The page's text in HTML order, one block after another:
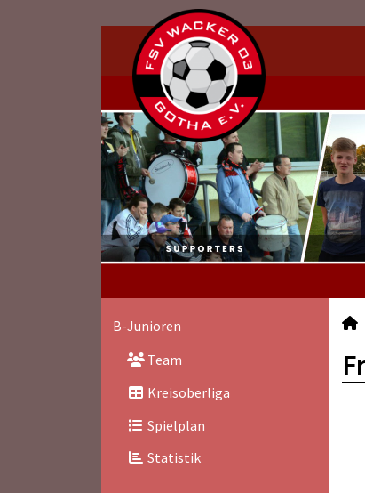
B-Junioren
Team
Kreisoberliga
Spielplan
Statistik